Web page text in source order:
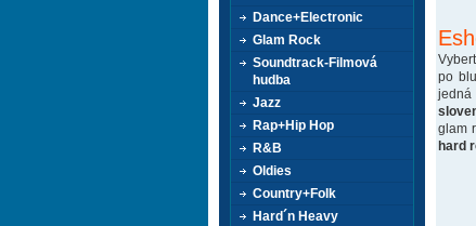
po
glam
hard
Dance+Electronic
Glam Rock
Soundtrack-Filmová
hudba
Jazz
Rap+Hip Hop
R&B
Oldies
Country+Folk
Hard´n Heavy